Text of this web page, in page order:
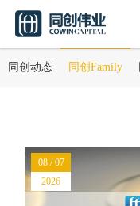
同创动态 同创Family
08 / 07
2026